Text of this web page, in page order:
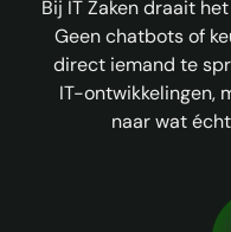
Bij IT Zaken draait
Geen chatbots of
direct iemand te
IT-ontwikkelingen,
naar wat